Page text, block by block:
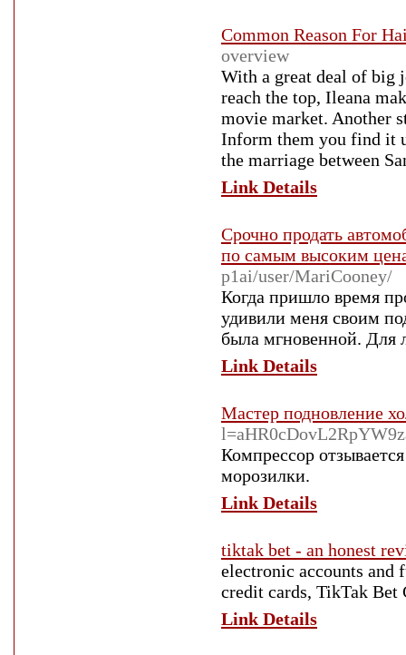
Common Reason For
overview
With a great deal of big
reach the top, Ileana
movie market. Another
Inform them you find it
the marriage between
Link Details
Срочно продать
по самым высоким
p1ai/user/MariCooney/
Когда пришло время
удивили меня своим
была мгновенной. Для
Link Details
Мастер подновление
Компрессор
морозилки.
Link Details
tiktak bet - an honest
electronic accounts and
credit cards, TikTak Bet
Link Details